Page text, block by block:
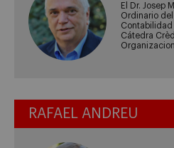
El Dr. Josep
Ordinario
Contabilidad
Cátedra
RAFAEL ANDREU